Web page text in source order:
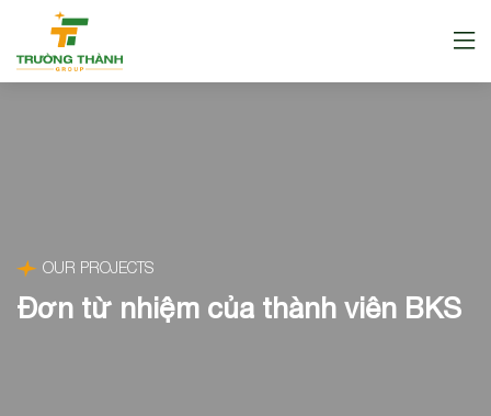
OUR PROJECTS
Đơn từ nhiệm của thành viên BKS